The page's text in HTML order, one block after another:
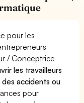
pour les
/ Conceptrice
les travailleurs
accidents ou
pour